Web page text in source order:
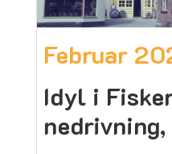
Februar
Idyl i